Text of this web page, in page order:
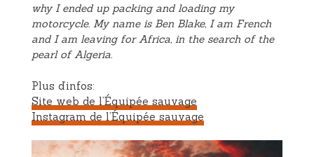
why I ended up packing and loading my
motorcycle. My name is Ben Blake, I am French
and I am leaving for Africa, in the search of the
pearl of Algeria.
Plus d’infos:
Site web de l’Équipée sauvage
Instagram de l’Équipée sauvage